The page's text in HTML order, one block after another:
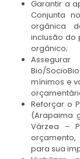
Garantir a
Conjunta
orgânica
inclusão do
orgânico;
Bio/
mínimos e
Reforçar o
(Arapaima
Várzea –
para sua